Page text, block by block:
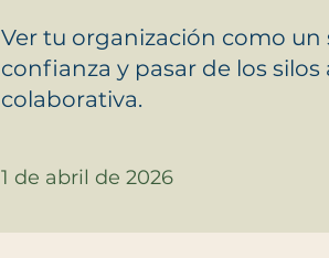
Ver tu organización como un
confianza y pasar de los
colaborativa.
1 de abril de 2026